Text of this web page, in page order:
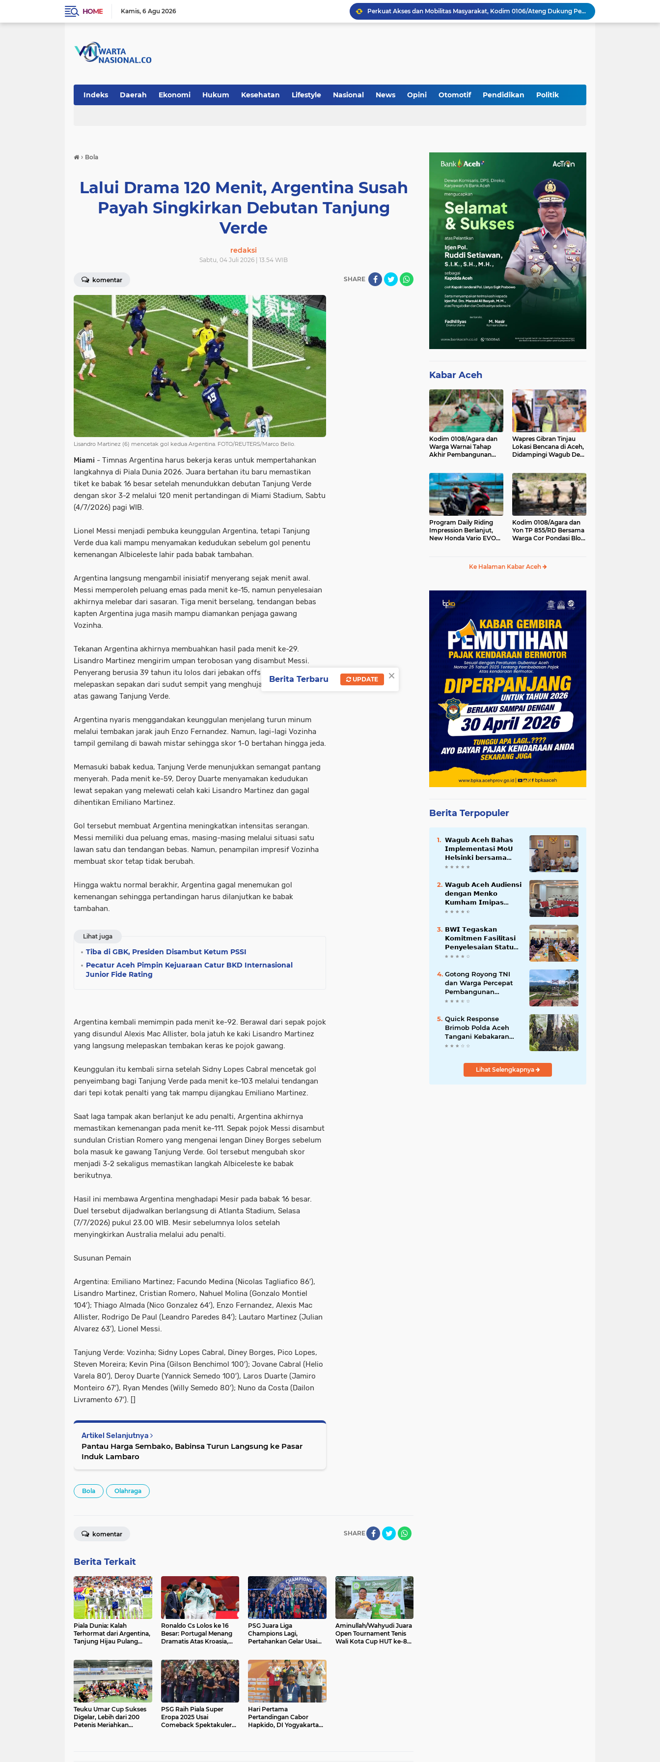
HOME Kamis 6 Agu 2026
Perkuat Akses dan Mobilitas Masyarakat, Kodim 0106/Ateng Dukung Pembangunan Jembatan Beton di Rusip Antara, Aceh Tengah
Bupati Aceh Besar Perkuat Sinergi dengan Polres Demi Tingkatkan Pelayanan Masyarakat
Program Daily Riding Impression Berlanjut, New Honda Vario EVO 160 Temani Mobilitas Harian Peserta
Indeks Daerah Ekonomi Hukum Kesehatan Lifestyle Nasional News Opini Otomotif Pendidikan Politik
› Bola
​Lalui Drama 120 Menit, Argentina Susah
Payah Singkirkan Debutan Tanjung
Verde
redaksi
Sabtu, 04 Juli 2026 | 13.54 WIB
komentar SHARE
Lisandro Martinez (6) mencetak gol kedua Argentina. FOTO/REUTERS/Marco Bello.
Miami - Timnas Argentina harus bekerja keras untuk mempertahankan
langkahnya di Piala Dunia 2026. Juara bertahan itu baru memastikan
tiket ke babak 16 besar setelah menundukkan debutan Tanjung Verde
dengan skor 3-2 melalui 120 menit pertandingan di Miami Stadium, Sabtu
(4/7/2026) pagi WIB.
Lionel Messi menjadi pembuka keunggulan Argentina, tetapi Tanjung
Verde dua kali mampu menyamakan kedudukan sebelum gol penentu
kemenangan Albiceleste lahir pada babak tambahan.
Argentina langsung mengambil inisiatif menyerang sejak menit awal.
Messi memperoleh peluang emas pada menit ke-15, namun penyelesaian
akhirnya melebar dari sasaran. Tiga menit berselang, tendangan bebas
kapten Argentina juga masih mampu diamankan penjaga gawang
Vozinha.
Tekanan Argentina akhirnya membuahkan hasil pada menit ke-29.
Lisandro Martinez mengirim umpan terobosan yang disambut Messi.
Penyerang berusia 39 tahun itu lolos dari jebakan offside sebelum
melepaskan sepakan dari sudut sempit yang menghujam pojok kanan
atas gawang Tanjung Verde.
Argentina nyaris menggandakan keunggulan menjelang turun minum
melalui tembakan jarak jauh Enzo Fernandez. Namun, lagi-lagi Vozinha
tampil gemilang di bawah mistar sehingga skor 1-0 bertahan hingga jeda.
Memasuki babak kedua, Tanjung Verde menunjukkan semangat pantang
menyerah. Pada menit ke-59, Deroy Duarte menyamakan kedudukan
lewat sepakan yang melewati celah kaki Lisandro Martinez dan gagal
dihentikan Emiliano Martinez.
Gol tersebut membuat Argentina meningkatkan intensitas serangan.
Messi memiliki dua peluang emas, masing-masing melalui situasi satu
lawan satu dan tendangan bebas. Namun, penampilan impresif Vozinha
membuat skor tetap tidak berubah.
Hingga waktu normal berakhir, Argentina gagal menemukan gol
kemenangan sehingga pertandingan harus dilanjutkan ke babak
tambahan.
Lihat juga
Tiba di GBK, Presiden Disambut Ketum PSSI
Pecatur Aceh Pimpin Kejuaraan Catur BKD Internasional
Junior Fide Rating
Argentina kembali memimpin pada menit ke-92. Berawal dari sepak pojok
yang disundul Alexis Mac Allister, bola jatuh ke kaki Lisandro Martinez
yang langsung melepaskan tembakan keras ke pojok gawang.
Keunggulan itu kembali sirna setelah Sidny Lopes Cabral mencetak gol
penyeimbang bagi Tanjung Verde pada menit ke-103 melalui tendangan
dari tepi kotak penalti yang tak mampu dijangkau Emiliano Martinez.
Saat laga tampak akan berlanjut ke adu penalti, Argentina akhirnya
memastikan kemenangan pada menit ke-111. Sepak pojok Messi disambut
sundulan Cristian Romero yang mengenai lengan Diney Borges sebelum
bola masuk ke gawang Tanjung Verde. Gol tersebut mengubah skor
menjadi 3-2 sekaligus memastikan langkah Albiceleste ke babak
berikutnya.
Hasil ini membawa Argentina menghadapi Mesir pada babak 16 besar.
Duel tersebut dijadwalkan berlangsung di Atlanta Stadium, Selasa
(7/7/2026) pukul 23.00 WIB. Mesir sebelumnya lolos setelah
menyingkirkan Australia melalui adu penalti.
Susunan Pemain
Argentina: Emiliano Martinez; Facundo Medina (Nicolas Tagliafico 86′),
Lisandro Martinez, Cristian Romero, Nahuel Molina (Gonzalo Montiel
104′); Thiago Almada (Nico Gonzalez 64′), Enzo Fernandez, Alexis Mac
Allister, Rodrigo De Paul (Leandro Paredes 84′); Lautaro Martinez (Julian
Alvarez 63′), Lionel Messi.
Tanjung Verde: Vozinha; Sidny Lopes Cabral, Diney Borges, Pico Lopes,
Steven Moreira; Kevin Pina (Gilson Benchimol 100′); Jovane Cabral (Helio
Varela 80′), Deroy Duarte (Yannick Semedo 100′), Laros Duarte (Jamiro
Monteiro 67′), Ryan Mendes (Willy Semedo 80′); Nuno da Costa (Dailon
Livramento 67′). []
Artikel Selanjutnya
Pantau Harga Sembako, Babinsa Turun Langsung ke Pasar
Induk Lambaro
Bola Olahraga
SHARE
komentar
Berita Terkait
Piala Dunia: Kalah
Terhormat dari Argentina,
Tanjung Hijau Pulang
Ronaldo Cs Lolos ke 16
Besar: Portugal Menang
Dramatis Atas Kroasia,
PSG Juara Liga
Champions Lagi,
Pertahankan Gelar Usai
Aminullah/Wahyudi Juara
Open Tournament Tenis
Wali Kota Cup HUT ke-80
Teuku Umar Cup Sukses
Digelar, Lebih dari 200
Petenis Meriahkan
PSG Raih Piala Super
Eropa 2025 Usai
Comeback Spektakuler
Hari Pertama
Pertandingan Cabor
Hapkido, DI Yogyakarta
Kabar Aceh
Kodim 0108/Agara dan
Warga Warnai Tahap
Akhir Pembangunan
Wapres Gibran Tinjau
Lokasi Bencana di Aceh,
Didampingi Wagub Dek
Program Daily Riding
Impression Berlanjut,
New Honda Vario EVO
Kodim 0108/Agara dan
Yon TP 855/RD Bersama
Warga Cor Pondasi Blok
Ke Halaman Kabar Aceh
Berita Terpopuler
𝗪𝗮𝗴𝘂𝗯 𝗔𝗰𝗲𝗵 𝗕𝗮𝗵𝗮𝘀
𝗜𝗺𝗽𝗹𝗲𝗺𝗲𝗻𝘁𝗮𝘀𝗶 𝗠𝗼𝗨
𝗛𝗲𝗹𝘀𝗶𝗻𝗸𝗶 𝗯𝗲𝗿𝘀𝗮𝗺𝗮
𝗦𝗲𝗸𝗿𝗲𝘁𝗮𝗿𝗶𝗮𝘁 𝗡𝗲𝗴𝗮𝗿𝗮
𝗪𝗮𝗴𝘂𝗯 𝗔𝗰𝗲𝗵 𝗔𝘂𝗱𝗶𝗲𝗻𝘀𝗶
𝗱𝗲𝗻𝗴𝗮𝗻 𝗠𝗲𝗻𝗸𝗼
𝗞𝘂𝗺𝗵𝗮𝗺 𝗜𝗺𝗶𝗽𝗮𝘀
𝗧𝗲𝗿𝗸𝗮𝗶𝘁 𝗦𝘁𝗮𝘁𝘂𝘀 𝗪𝗮𝗸𝗮𝗳
𝗕𝗪𝗜 𝗧𝗲𝗴𝗮𝘀𝗸𝗮𝗻
𝗞𝗼𝗺𝗶𝘁𝗺𝗲𝗻 𝗙𝗮𝘀𝗶𝗹𝗶𝘁𝗮𝘀𝗶
𝗣𝗲𝗻𝘆𝗲𝗹𝗲𝘀𝗮𝗶𝗮𝗻 𝗦𝘁𝗮𝘁𝘂𝘀
𝗪𝗮𝗸𝗮𝗳 𝗕𝗹𝗮𝗻𝗴 𝗣𝗮𝗱𝗮𝗻𝗴
Gotong Royong TNI
dan Warga Percepat
Pembangunan
Jembatan Gantung
Aceh Tenggara
Quick Response
Brimob Polda Aceh
Tangani Kebakaran
Hutan di Lembah
Lihat Selengkapnya
×
Berita Terbaru UPDATE